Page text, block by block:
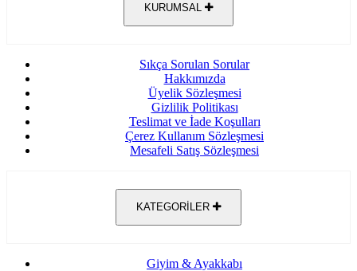
KURUMSAL
Sıkça Sorulan Sorular
Hakkımızda
Üyelik Sözleşmesi
Gizlilik Politikası
Teslimat ve İade Koşulları
Çerez Kullanım Sözleşmesi
Mesafeli Satış Sözleşmesi
KATEGORİLER
Giyim & Ayakkabı